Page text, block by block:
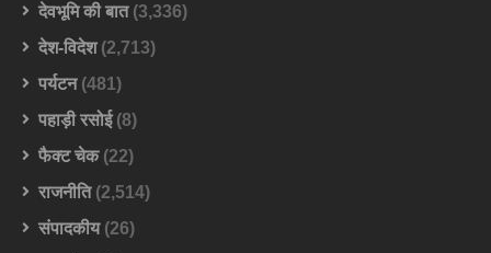
देवभूमि की बात(3,336)
देश-विदेश(2,713)
पर्यटन(481)
पहाड़ी रसोई(8)
फैक्ट चेक(22)
राजनीति(2,514)
संपादकीय(26)